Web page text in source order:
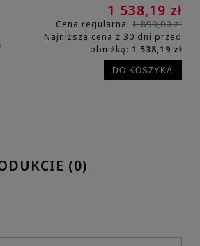
1 538,19 zł
Cena regularna: 1 899,00 zł
Najniższa cena z 30 dni przed
obniżką: 1 538,19 zł
DO KOSZYKA
(0)